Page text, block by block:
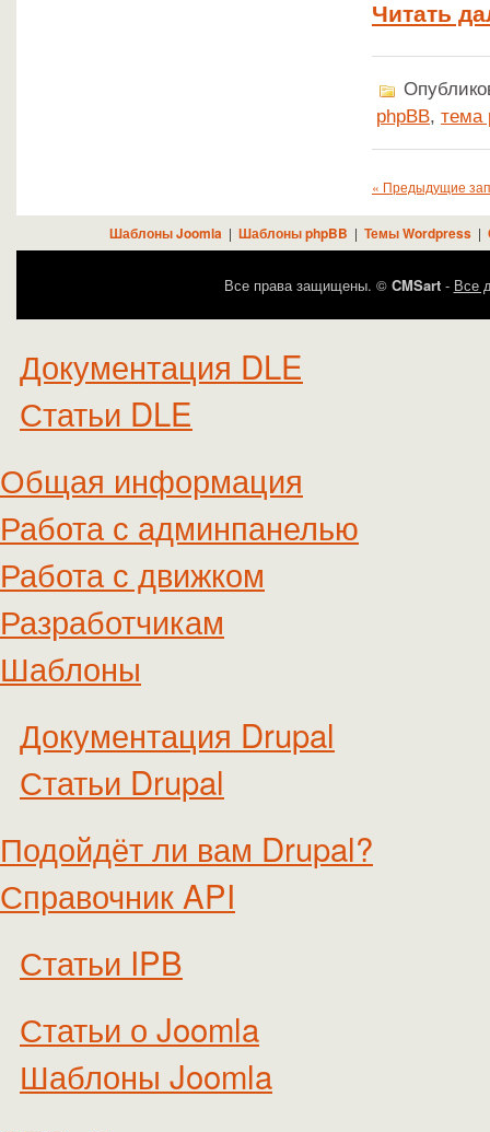
Читать
phpBB, тема
« Предыдущие
Шаблоны Joomla | Шаблоны phpBB | Темы Wordpress|
Все права защищены. © CMSart- Все
Документация DLE
Статьи DLE
Общая информация
Работа с админпанелью
Работа с движком
Разработчикам
Шаблоны
Документация Drupal
Статьи Drupal
Подойдёт ли вам Drupal?
Справочник API
Статьи IPB
Статьи о Joomla
Шаблоны Joomla